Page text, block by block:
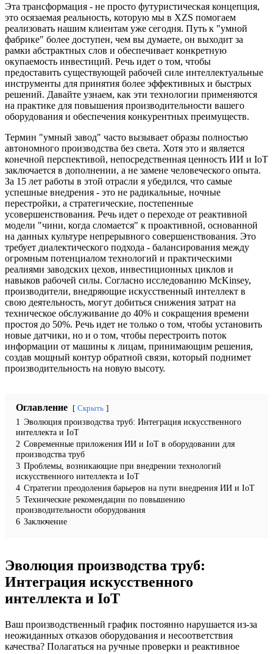
Эта трансформация - не просто футуристическая концепция,
это осязаемая реальность, которую мы в XZS помогаем
реализовать нашим клиентам уже сегодня. Путь к "умной
фабрике" более доступен, чем вы думаете, он выходит за
рамки абстрактных слов и обеспечивает конкретную
окупаемость инвестиций. Речь идет о том, чтобы
предоставить существующей рабочей силе интеллектуальные
инструменты для принятия более эффективных и быстрых
решений. Давайте узнаем, как эти технологии применяются
на практике для повышения производительности вашего
оборудования и обеспечения конкурентных преимуществ.
Термин "умный завод" часто вызывает образы полностью
автономного производства без света. Хотя это и является
конечной перспективой, непосредственная ценность ИИ и IoT
заключается в дополнении, а не замене человеческого опыта.
За 15 лет работы в этой отрасли я убедился, что самые
успешные внедрения - это не радикальные, ночные
перестройки, а стратегические, постепенные
усовершенствования. Речь идет о переходе от реактивной
модели "чини, когда сломается" к проактивной, основанной
на данных культуре непрерывного совершенствования. Это
требует диалектического подхода - балансирования между
огромным потенциалом технологий и практическими
реалиями заводских цехов, инвестиционных циклов и
навыков рабочей силы. Согласно исследованию McKinsey,
производители, внедряющие искусственный интеллект в
свою деятельность, могут добиться снижения затрат на
техническое обслуживание до 40% и сокращения времени
простоя до 50%. Речь идет не только о том, чтобы установить
новые датчики, но и о том, чтобы перестроить поток
информации от машины к лицам, принимающим решения,
создав мощный контур обратной связи, который поднимет
производительность на новую высоту.
Оглавление Скрыть
1 Эволюция производства труб: Интеграция искусственного
интеллекта и IoT
2 Современные приложения ИИ и IoT в оборудовании для
производства труб
3 Проблемы, возникающие при внедрении технологий
искусственного интеллекта и IoT
4 Стратегии преодоления барьеров на пути внедрения ИИ и IoT
5 Технические рекомендации по повышению
производительности оборудования
6 Заключение
Эволюция производства труб:
Интеграция искусственного
интеллекта и IoT
Ваш производственный график постоянно нарушается из-за
неожиданных отказов оборудования и несоответствия
качества? Полагаться на ручные проверки и реактивное